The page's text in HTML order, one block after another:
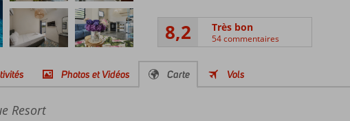
8,2 Très bon
54 commentaires
Photos et Vidéos Carte Vols
Resort